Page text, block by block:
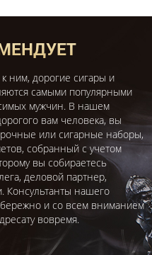
ним, дорогие сигары и
самыми популярными
мужчин. В нашем
вам человека, вы
или сигарные наборы,
собранный с учетом
вы собираетесь
деловой партнер,
Консультанты нашего
и со всем вниманием
вовремя.